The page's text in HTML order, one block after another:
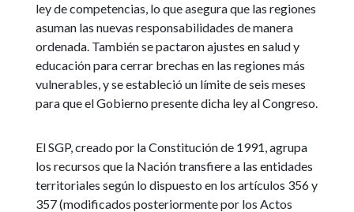
ley de competencias, lo que asegura que las regiones
asuman las nuevas responsabilidades de manera
ordenada. También se pactaron ajustes en salud y
educación para cerrar brechas en las regiones más
vulnerables, y se estableció un límite de seis meses
para que el Gobierno presente dicha ley al Congreso.
El SGP, creado por la Constitución de 1991, agrupa
los recursos que la Nación transfiere a las entidades
territoriales según lo dispuesto en los artículos 356 y
357 (modificados posteriormente por los Actos